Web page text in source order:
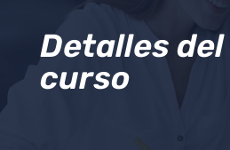
Detalles del
curso